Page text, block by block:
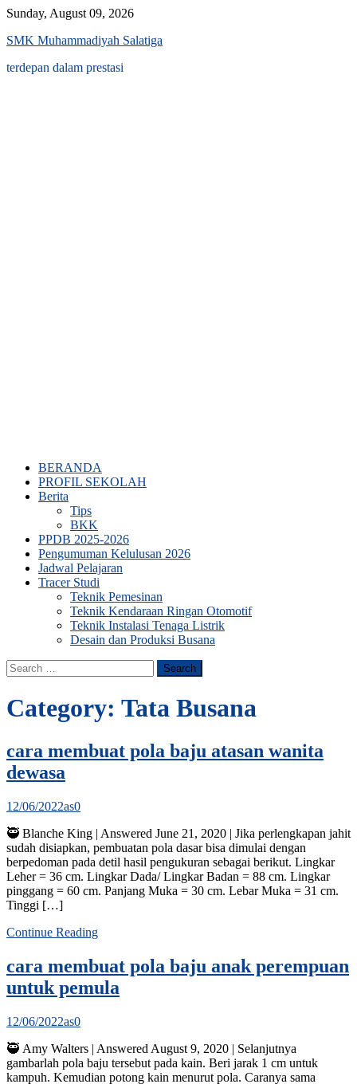
Skip
content
Sunday, August 09, 2026
SMK Muhammadiyah Salatiga
terdepan dalam prestasi
BERANDA
PROFIL SEKOLAH
Berita
Tips
BKK
PPDB 2025-2026
Pengumuman Kelulusan 2026
Jadwal Pelajaran
Tracer Studi
Teknik Pemesinan
Teknik Kendaraan Ringan Otomotif
Teknik Instalasi Tenaga Listrik
Desain dan Produksi Busana
Search
for:
Category: Tata Busana
cara membuat pola baju atasan wanita
dewasa
12/06/2022as0
🥷 Blanche King | Answered June 21, 2020 | Jika perlengkapan jahit
sudah disiapkan, pembuatan pola dasar bisa dimulai dengan
berpedoman pada detil hasil pengukuran sebagai berikut. Lingkar
Leher = 36 cm. Lingkar Dada/ Lingkar Badan = 88 cm. Lingkar
pinggang = 60 cm. Panjang Muka = 30 cm. Lebar Muka = 31 cm.
Tinggi […]
Continue Reading
cara membuat pola baju anak perempuan
untuk pemula
12/06/2022as0
🥷 Amy Walters | Answered August 9, 2020 | Selanjutnya
gambarlah pola baju tersebut pada kain. Beri jarak 1 cm untuk
kampuh. Kemudian potong kain menurut pola. Caranya sama